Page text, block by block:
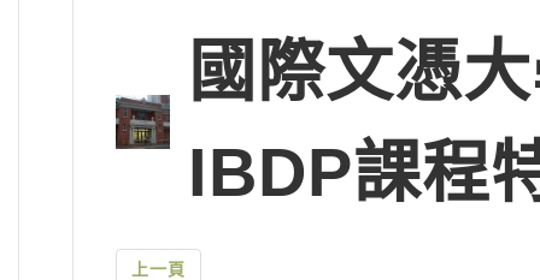
國際文憑
IBDP課程
上一頁